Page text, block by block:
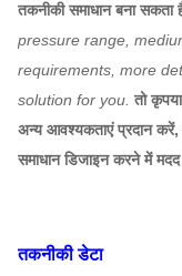
तकनीकी समाधान बना सकता
pressure range,
requirements, more
solution for you. तो
अन्य आवश्यकताएं प्रदान
समाधान डिजाइन करने में
तकनीकी डेटा